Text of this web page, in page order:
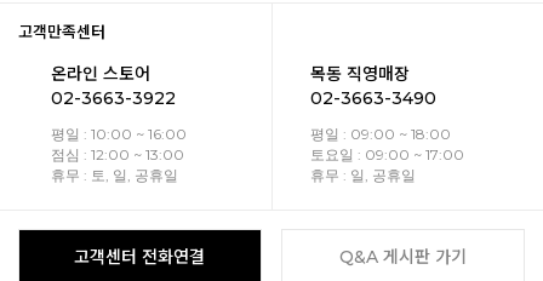
고객만족센터
온라인 스토어
02-3663-3922
평일 : 10:00 ~ 16:00
점심 : 12:00 ~ 13:00
휴무 : 토, 일, 공휴일
목동 직영매장
02-3663-3490
평일 : 09:00 ~ 18:00
토요일 : 09:00 ~ 17:00
휴무 : 일, 공휴일
고객센터 전화연결 Q&A 게시판 가기